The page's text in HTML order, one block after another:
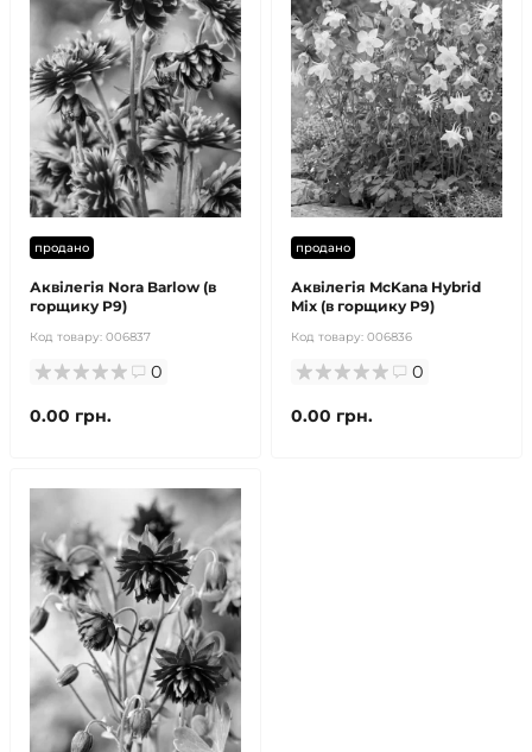
продано
Аквілегія Nora Barlow (в
горщику Р9)
Код товару: 006837
0
0.00 грн.
продано
Аквілегія McKana Hybrid
Mix (в горщику Р9)
Код товару: 006836
0
0.00 грн.